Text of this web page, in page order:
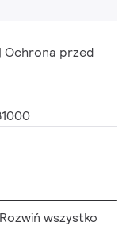
Ochrona przed
Rozwiń wszystko